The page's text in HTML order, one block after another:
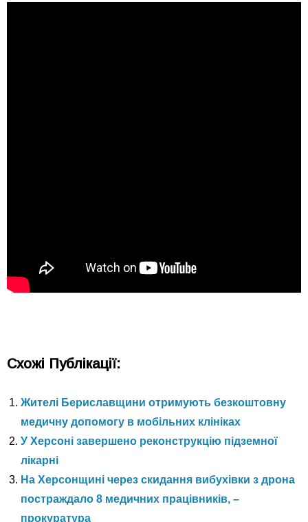
Схожі Публікації:
Жителі Бериславщини отримують безкоштовну
медичну допомогу в мобільних клініках
У Херсоні завершено реконструкцію підземної
лікарні
На Херсонщині через скидання вибухівки з дрона
постраждало 8 медичних працівників, –
прокуратура